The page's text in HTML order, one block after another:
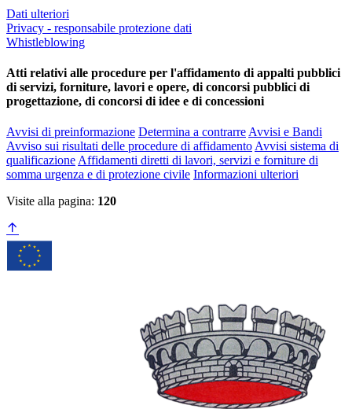
Dati ulteriori
Privacy - responsabile protezione dati
Whistleblowing
Atti relativi alle procedure per l'affidamento di appalti pubblici
di servizi, forniture, lavori e opere, di concorsi pubblici di
progettazione, di concorsi di idee e di concessioni
Avvisi di preinformazione Determina a contrarre Avvisi e Bandi
Avviso sui risultati delle procedure di affidamento Avvisi sistema di
qualificazione Affidamenti diretti di lavori, servizi e forniture di
somma urgenza e di protezione civile Informazioni ulteriori
Visite alla pagina: 120